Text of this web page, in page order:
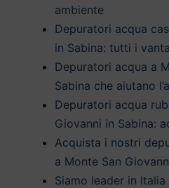
ambiente
Depuratori acqua
in Sabina: tutti i
Depuratori acqua a
Sabina che aiutano
Depuratori acqua
Giovanni in Sabina:
Acquista i nostri
a Monte San
Siamo leader in